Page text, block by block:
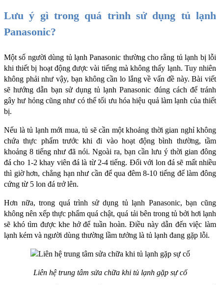
Lưu ý gì trong quá trình sử dụng tủ lạnh
Panasonic?
Một số người dùng tủ lạnh Panasonic thường cho rằng tủ lạnh bị lỗi
khi thiết bị hoạt động được vài tiếng mà không thấy lạnh. Tuy nhiên
không phải như vậy, bạn không cần lo lắng về vấn đề này. Bài viết
sẽ hướng dẫn bạn sử dụng tủ lạnh Panasonic đúng cách để tránh
gây hư hỏng cũng như có thể tối ưu hóa hiệu quả làm lạnh của thiết
bị.
Nếu là tủ lạnh mới mua, tủ sẽ cần một khoảng thời gian nghỉ không
chứa thực phẩm trước khi đi vào hoạt động bình thường, tầm
khoảng 8 tiếng như đã nói. Ngoài ra, bạn cần lưu ý thời gian đông
đá cho 1-2 khay viên đá là từ 2-4 tiếng. Đối với lon đá sẽ mất nhiều
thì giờ hơn, chẳng hạn như cần để qua đêm 8-10 tiếng để làm đông
cứng từ 5 lon đá trở lên.
Hơn nữa, trong quá trình sử dụng tủ lạnh Panasonic, bạn cũng
không nên xếp thực phẩm quá chật, quá tải bên trong tủ bởi hơi lạnh
sẽ khó tìm được khe hở để tuần hoàn. Điều này dẫn đến việc làm
lạnh kém và người dùng thường lầm tưởng là tủ lạnh đang gặp lỗi.
Liên hệ trung tâm sửa chữa khi tủ lạnh gặp sự cố